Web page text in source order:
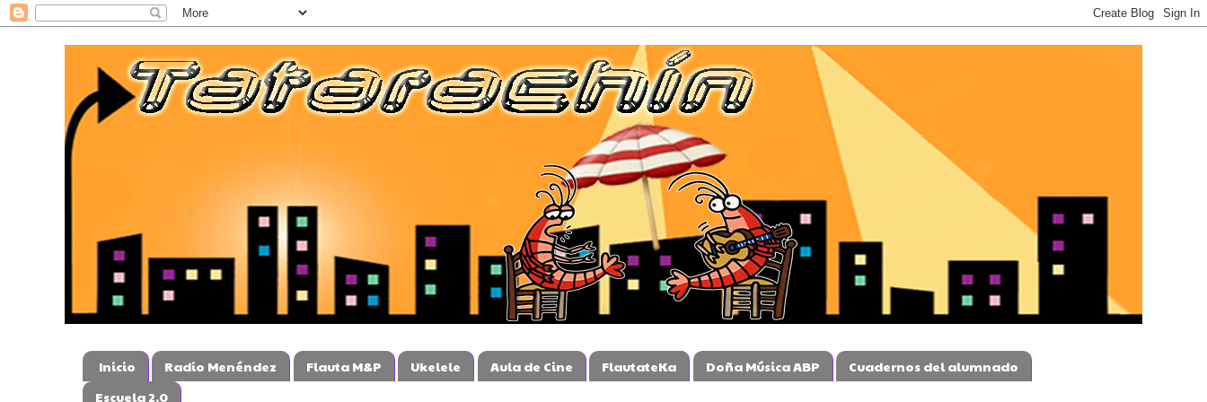
Inicio Radio Menéndez Flauta M&P Ukelele Aula de Cine FlautateKa Doña Música ABP
Cuadernos del alumnado
Escuela 2.0